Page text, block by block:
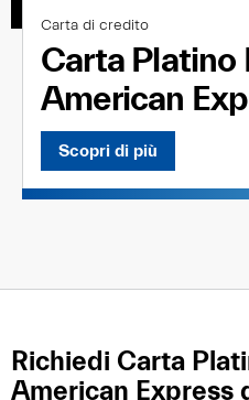
Carta Platino
American
Carta di credito
Scopri di più
Richiedi Carta
American Express